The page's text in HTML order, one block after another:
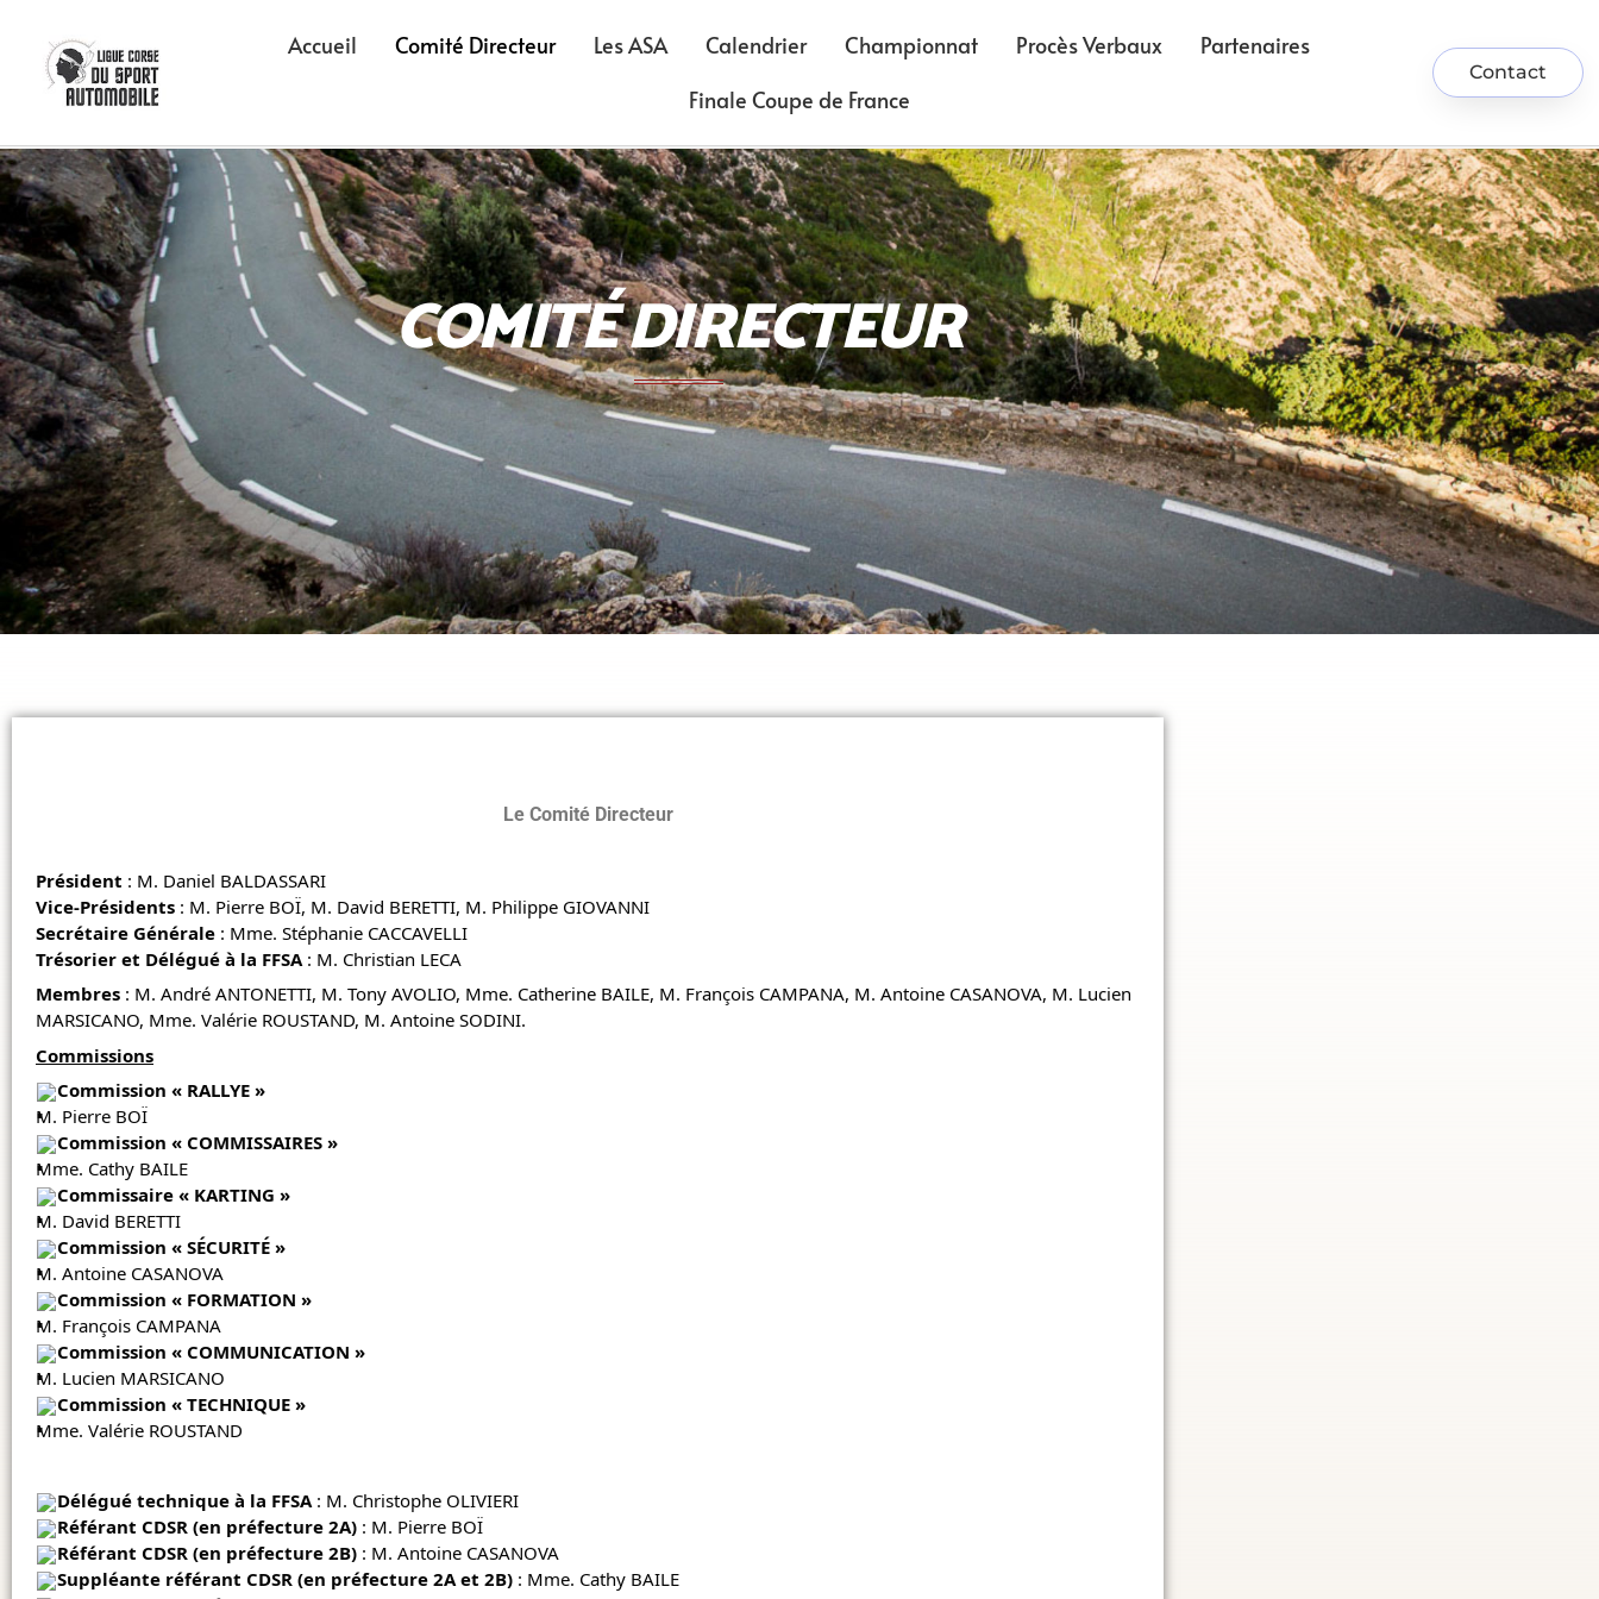
Accueil Comité Directeur Les ASA Calendrier Championnat Procès Verbaux
Partenaires
Finale Coupe de France
Contact
COMITÉ DIRECTEUR
Le Comité Directeur
Président : M. Daniel BALDASSARI
Vice-Présidents : M. Pierre BOÏ, M. David BERETTI, M. Philippe GIOVANNI
Secrétaire Générale : Mme. Stéphanie CACCAVELLI
Trésorier et Délégué à la FFSA : M. Christian LECA
Membres : M. André ANTONETTI, M. Tony AVOLIO, Mme. Catherine BAILE, M. François CAMPANA, M. Antoine CASANOVA, M. Lucien
MARSICANO, Mme. Valérie ROUSTAND, M. Antoine SODINI.
Commissions
Commission « RALLYE »
M. Pierre BOÏ
Commission « COMMISSAIRES »
Mme. Cathy BAILE
Commissaire « KARTING »
M. David BERETTI
Commission « SÉCURITÉ »
M. Antoine CASANOVA
Commission « FORMATION »
M. François CAMPANA
Commission « COMMUNICATION »
M. Lucien MARSICANO
Commission « TECHNIQUE »
Mme. Valérie ROUSTAND
Délégué technique à la FFSA : M. Christophe OLIVIERI
Référant CDSR (en préfecture 2A) : M. Pierre BOÏ
Référant CDSR (en préfecture 2B) : M. Antoine CASANOVA
Suppléante référant CDSR (en préfecture 2A et 2B) : Mme. Cathy BAILE